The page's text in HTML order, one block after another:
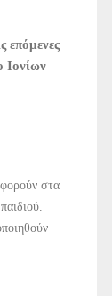
επόμενες
Ιονίων
στα